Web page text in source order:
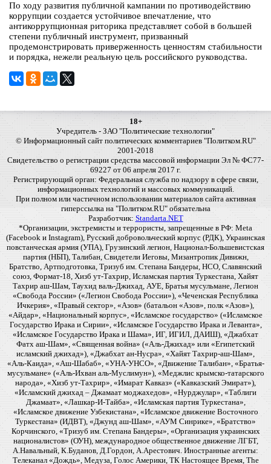
По ходу развития публичной кампании по противодействию
коррупции создается устойчивое впечатление, что
антикоррупционная риторика представляет собой в большей
степени публичный инструмент, призванный
продемонстрировать приверженность ценностям стабильности
и порядка, нежели реальную цель российского руководства.
18+
Учредитель - ЗАО "Политические технологии"
© Информационный сайт политических комментариев "Политком.RU"
2001-2018
Свидетельство о регистрации средства массовой информации Эл № ФС77-
69227 от 06 апреля 2017 г.
Регистрирующий орган: Федеральная служба по надзору в сфере связи,
информационных технологий и массовых коммуникаций.
При полном или частичном использовании материалов сайта активная
гиперссылка на "Политком.RU" обязательна
Разработчик: Standarta.NET
*Организации, экстремисты и террористы, запрещенные в РФ: Meta
(Facebook и Instagram), Русский добровольческий корпус (РДК), Украинская
повстанческая армия (УПА), Грузинский легион, Национал-Большевистская
партия (НБП), Талибан, Свидетели Иеговы, Мизантропик Дивижн,
Братство, Артподготовка, Тризуб им. Степана Бандеры, НСО, Славянский
союз, Формат-18, Хизб ут-Тахрир, Исламская партия Туркестана, Хайят
Тахрир аш-Шам, Таухид валь-Джихад, АУЕ, Братья мусульмане, Легион
«Свобода России» («Легион Свобода России»), «Чеченская Республика
Ичкерия», «Правый сектор», «Азов» (батальон «Азов», полк «Азов»),
«Айдар», «Национальный корпус», «Исламское государство» («Исламское
Государство Ирака и Сирии», «Исламское Государство Ирака и Леванта»,
«Исламское Государство Ирака и Шама», ИГ, ИГИЛ, ДАИШ), «Джабхат
Фатх аш-Шам», «Священная война» («Аль-Джихад» или «Египетский
исламский джихад»), «Джабхат ан-Нусра», «Хайят Тахрир-аш-Шам»,
«Аль-Каида», «Аш-Шабаб», «УНА-УНСО», «Движение Талибан», «Братья-
мусульмане» («Аль-Ихван аль-Муслимун»), «Меджлис крымско-татарского
народа», «Хизб ут-Тахрир», «Имарат Кавказ» («Кавказский Эмират»),
«Исламский джихад – Джамаат моджахедов», «Нурджулар», «Таблиги
Джамаат», «Лашкар-И-Тайба», «Исламская партия Туркестана»,
«Исламское движение Узбекистана», «Исламское движение Восточного
Туркестана» (ИДВТ), «Джунд аш-Шам», «АУМ Синрике», «Братство»
Корчинского, «Тризуб им. Степана Бандеры», «Организация украинских
националистов» (ОУН), международное общественное движение ЛГБТ,
А.Навальный, К.Буданов, Д.Гордон, А.Арестович. Иностранные агенты:
Телеканал «Дождь», Медуза, Голос Америки, ТК Настоящее Время, The